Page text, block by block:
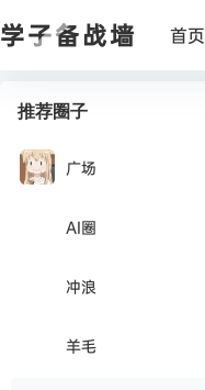
学子备战墙 首页
推荐圈子
广场
AI圈
冲浪
羊毛